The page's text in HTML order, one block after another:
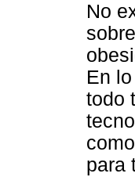
No
En
todo
para